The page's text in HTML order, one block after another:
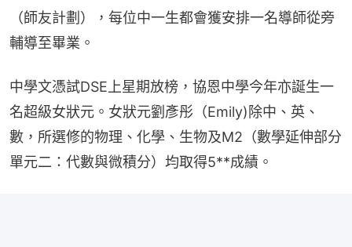
（師友計劃），每位中一生都會獲安排一名導師從旁
輔導至畢業。
中學文憑試DSE上星期放榜，協恩中學今年亦誕生一
名超級女狀元。女狀元劉彥彤（Emily)除中、英、
數，所選修的物理、化學、生物及M2（數學延伸部分
單元二：代數與微積分）均取得5**成績。